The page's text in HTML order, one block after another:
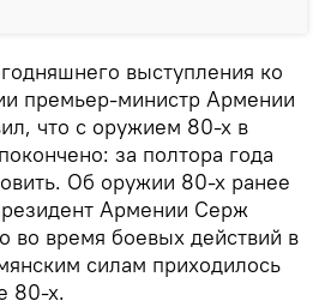
выступления ко
премьер-министр Армении
что с оружием 80-х в
за полтора года
Об оружии 80-х ранее
Армении Серж
во время боевых действий в
силам приходилось
80-х.